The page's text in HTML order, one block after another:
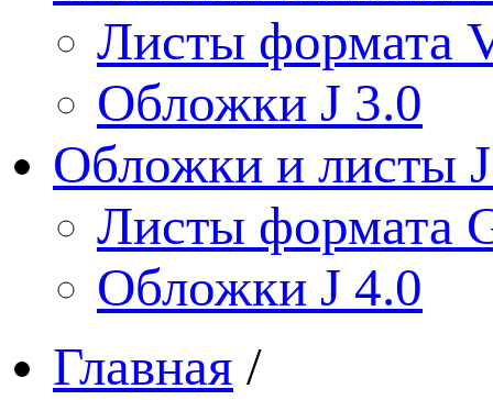
Листы формата
Обложки J 3.0
Обложки и листы
Листы формата
Обложки J 4.0
Главная /